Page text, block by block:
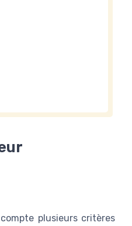
plusieurs critères